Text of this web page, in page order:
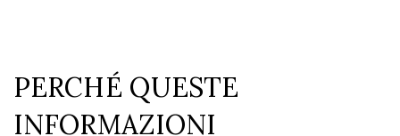
PERCHÉ QUESTE
INFORMAZIONI